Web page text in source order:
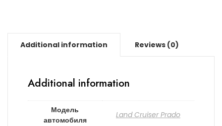
Additional information Reviews (0)
Additional information
Модель
автомобиля
Land Cruiser Prado